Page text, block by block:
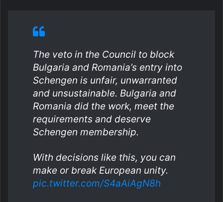
The veto in the Council to block
Bulgaria and Romania’s entry into
Schengen is unfair, unwarranted
and unsustainable. Bulgaria and
Romania did the work, meet the
requirements and deserve
Schengen membership.
With decisions like this, you can
make or break European unity.
pic.twitter.com/S4aAiAgN8h